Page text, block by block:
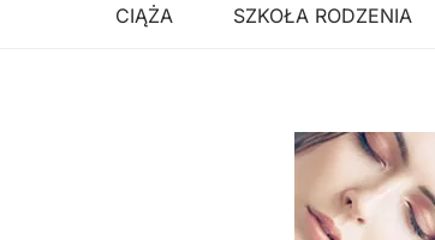
CIĄŻA SZKOŁA RODZENIA